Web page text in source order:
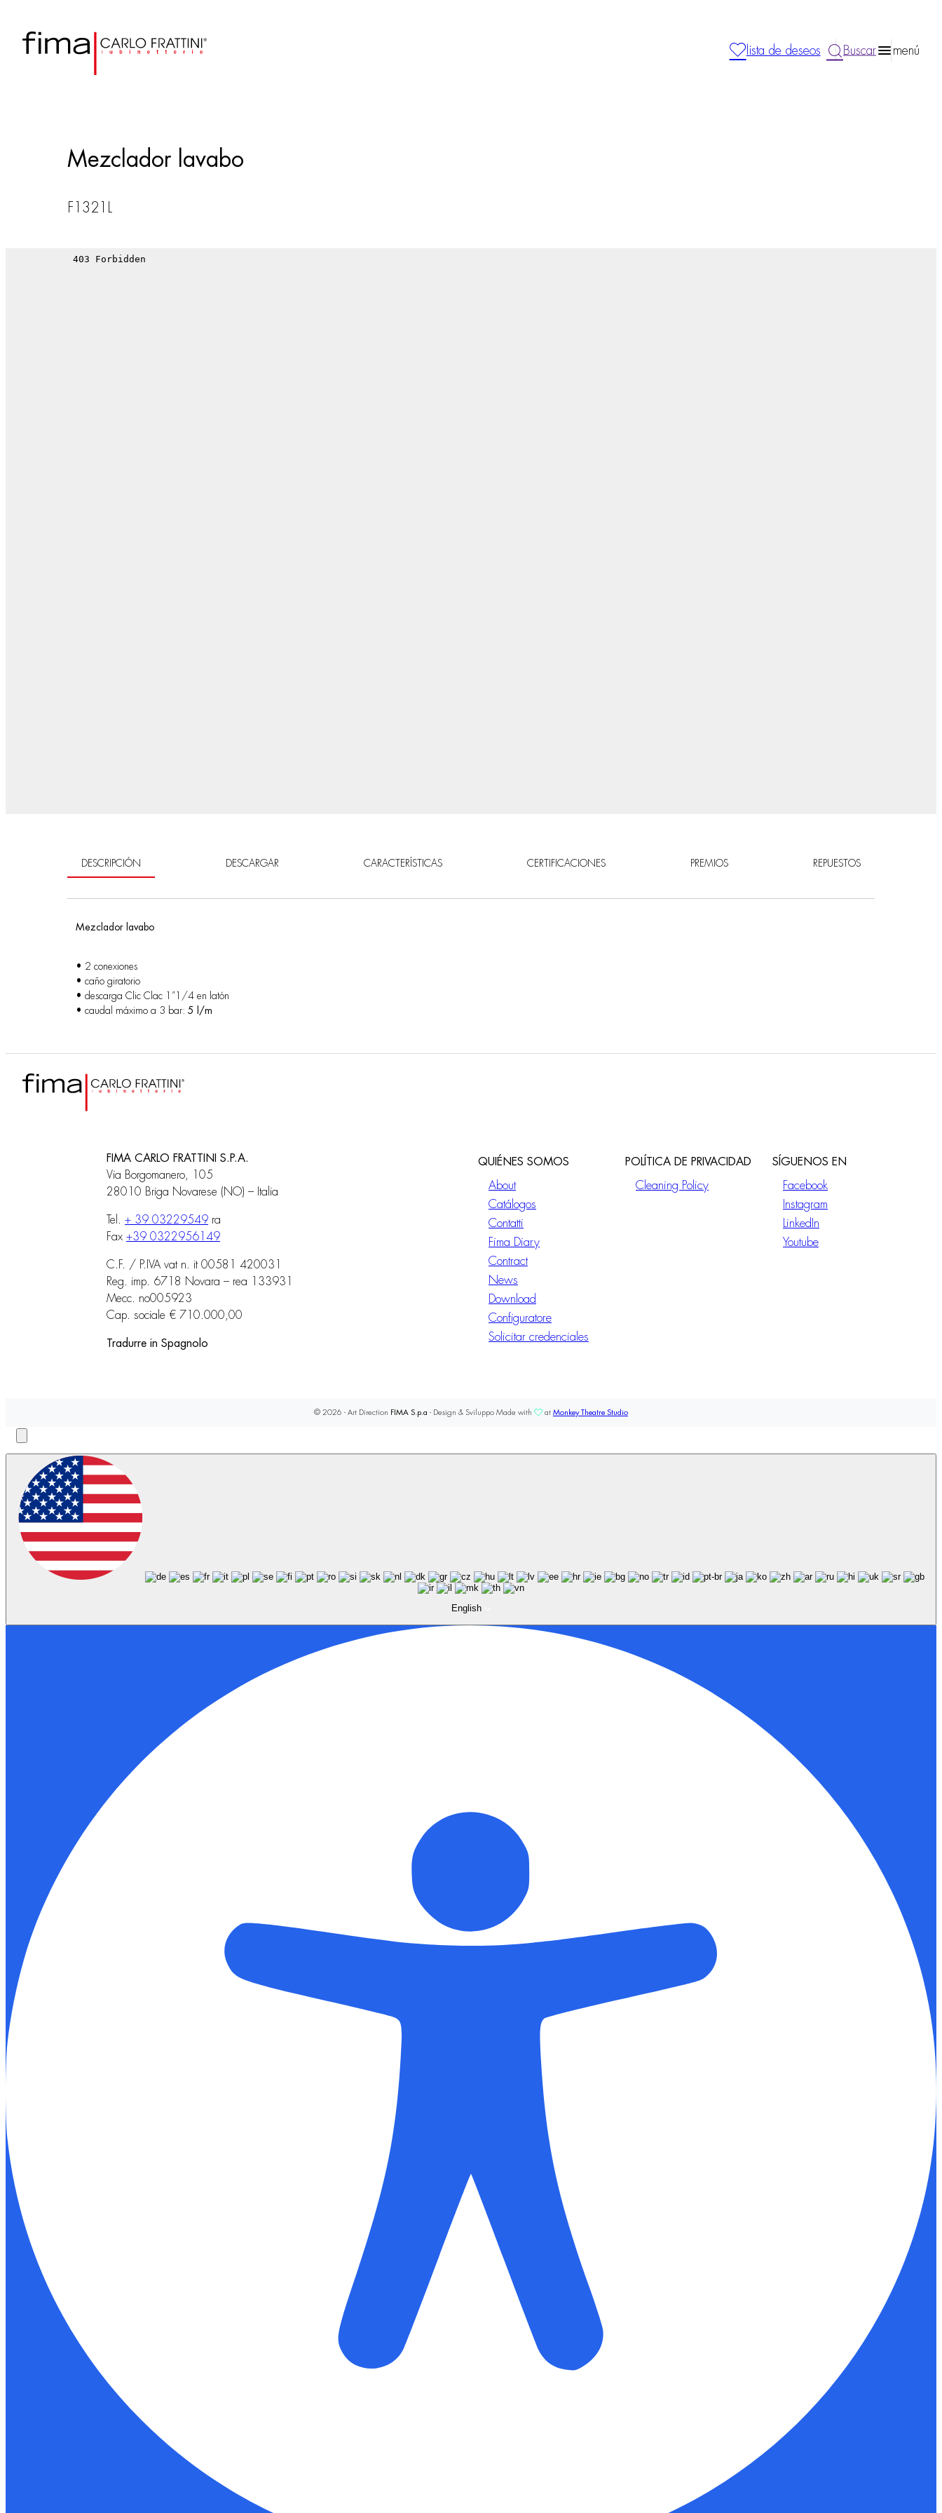
lista de deseos Buscar menú
Mezclador lavabo
F1321L
DESCRIPCIÓN DESCARGAR CARACTERÍSTICAS CERTIFICACIONES PREMIOS REPUESTOS
Mezclador lavabo
• 2 conexiones
• caño giratorio
• descarga Clic Clac 1”1/4 en latón
• caudal máximo a 3 bar: 5 l/m
FIMA CARLO FRATTINI S.P.A.
Via Borgomanero, 105
28010 Briga Novarese (NO) – Italia
Tel. + 39 03229549 ra
Fax +39 0322956149
C.F. / P.IVA vat n. it 00581 420031
Reg. imp. 6718 Novara – rea 133931
Mecc. no005923
Cap. sociale € 710.000,00
Tradurre in Spagnolo
QUIÉNES SOMOS
About
Catálogos
Contatti
Fima Diary
Contract
News
Download
Configuratore
Solicitar credenciales
POLÍTICA DE PRIVACIDAD
Cleaning Policy
SÍGUENOS EN
Facebook
Instagram
LinkedIn
Youtube
© 2026 - Art Direction FIMA S.p.a - Design & Sviluppo Made with at Monkey Theatre Studio
English